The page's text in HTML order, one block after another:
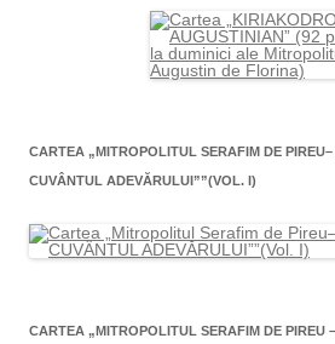
CARTEA „MITROPOLITUL SERAFIM DE
CUVÂNTUL ADEVĂRULUI””(VOL. I)
CARTEA „MITROPOLITUL SERAFIM DE PIREU